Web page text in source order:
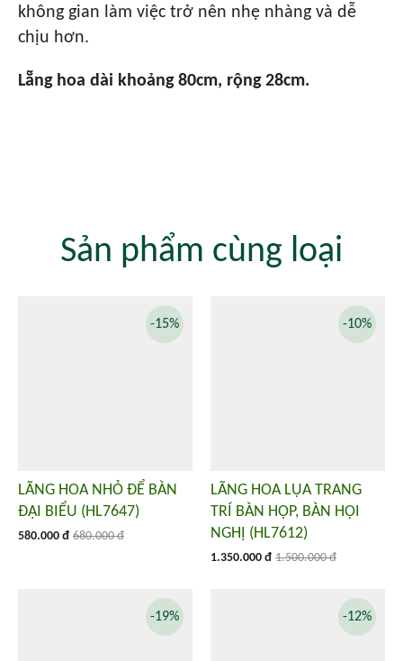
không gian làm việc trở nên nhẹ nhàng và dễ
chịu hơn.
Lẵng hoa dài khoảng 80cm, rộng 28cm.
Sản phẩm cùng loại
LÃNG HOA NHỎ ĐỂ BÀN
ĐẠI BIỂU (HL7647)
580.000 đ 680.000 đ
-15%
LÃNG HOA LỤA TRANG
TRÍ BÀN HỌP, BÀN HỘI
NGHỊ (HL7612)
1.350.000 đ 1.500.000 đ
-10%
-19% -12%